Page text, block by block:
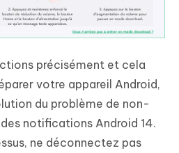
précisément et cela
votre appareil Android,
du problème de non-
notifications Android 14.
ne déconnectez pas